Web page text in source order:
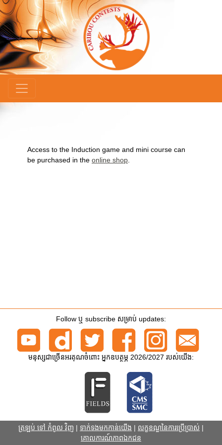
Access to the Induction game and mini course can
be purchased in the online shop
Follow ឬ subscribe សម្រាប់ updates:
មនុស្សជាច្រើនអរគុណចំពោះ អ្នកឧបត្ថម្ភ 2026/2027 របស់យើង:
ត្រឡប់ ទៅ កំពូល វិញ | ទាក់ទងមកកាន់យើង | លក្ខខណ្ឌនៃការប្រើប្រាស់ |
គោលការណ៍ភាពឯកជន